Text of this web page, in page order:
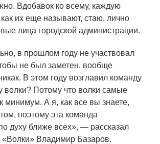
Вдобавок ко всему, каждую
их еще называют, стаю, лично
лица городской администрации.
в прошлом году не участвовал
не был заметен, вообще
В этом году возглавил команду
волки? Потому что волки самые
минимум. А я, как все вы знаете,
поэтому эта команда
духу ближе всех», — рассказал
«Волки» Владимир Базаров.